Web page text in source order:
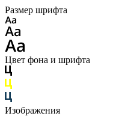
Размер шрифта
Цвет фона и шрифта
Изображения